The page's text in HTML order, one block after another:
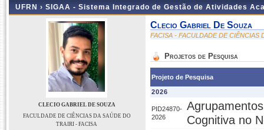
UFRN › SIGAA - Sistema Integrado de Gestão de Atividades
CLECIO GABRIEL DE SOUZA
FACULDADE DE CIÊNCIAS DA SAÚDE DO
TRAIRI - FACISA
Clecio Gabriel De Souza
FACISA - FACULDADE DE CIÊNCIAS
Projetos de Pesquisa
Projeto de Pesquisa
2026
PID24870-
2026
Cognitiva no